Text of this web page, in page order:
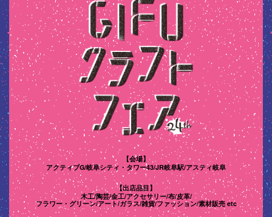
【会場】
アクティブG/岐阜シティ・タワー43/JR岐阜駅/アスティ岐阜
【出店品目】
木工/陶芸/金工/アクセサリー/布/皮革/
フラワー・グリーン/アート/ガラス/雑貨/ファッション/素材販売 etc